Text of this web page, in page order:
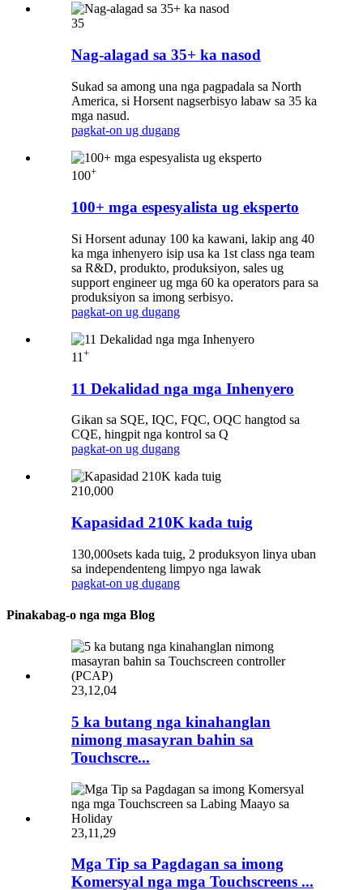
35
Nag-alagad sa 35+ ka nasod
Sukad sa among una nga pagpadala sa North
America, si Horsent nagserbisyo labaw sa 35 ka
mga nasud.
pagkat-on ug dugang
100+
100+ mga espesyalista ug eksperto
Si Horsent adunay 100 ka kawani, lakip ang 40
ka mga inhenyero isip usa ka 1st class nga team
sa R&D, produkto, produksiyon, sales ug
support engineer ug mga 60 ka operators para sa
produksiyon sa imong serbisyo.
pagkat-on ug dugang
11 +
11 Dekalidad nga mga Inhenyero
Gikan sa SQE, IQC, FQC, OQC hangtod sa
CQE, hingpit nga kontrol sa Q
pagkat-on ug dugang
210,000
Kapasidad 210K kada tuig
130,000sets kada tuig, 2 produksyon linya uban
sa independenteng limpyo nga lawak
pagkat-on ug dugang
Pinakabag-o nga mga Blog
23,12,04
5 ka butang nga kinahanglan
nimong masayran bahin sa
Touchscre...
23,11,29
Mga Tip sa Pagdagan sa imong
Komersyal nga mga Touchscreens ...